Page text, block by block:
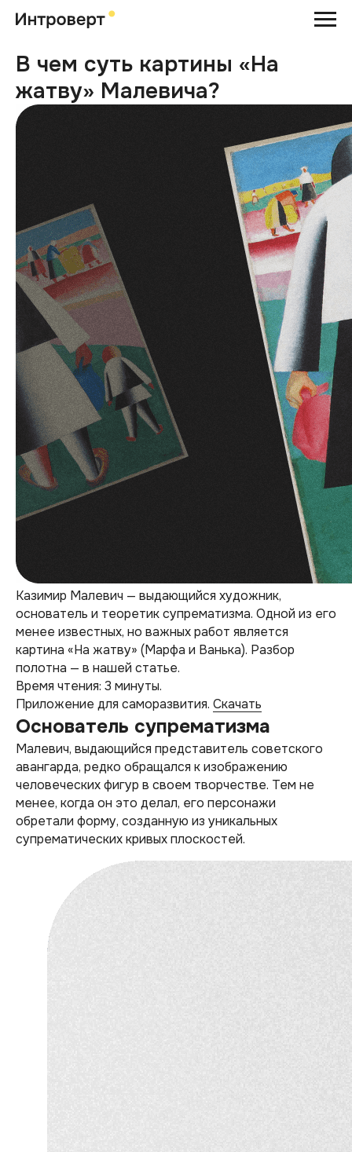
В чем суть картины «На
жатву» Малевича?
Казимир Малевич — выдающийся художник,
основатель и теоретик супрематизма. Одной из его
менее известных, но важных работ является
картина «На жатву» (Марфа и Ванька). Разбор
полотна — в нашей статье.
Время чтения: 3 минуты.
Приложение для саморазвития. Скачать
Основатель супрематизма
Малевич, выдающийся представитель советского
авангарда, редко обращался к изображению
человеческих фигур в своем творчестве. Тем не
менее, когда он это делал, его персонажи
обретали форму, созданную из уникальных
супрематических кривых плоскостей.